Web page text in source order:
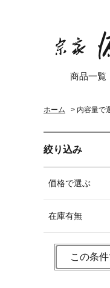
商品一覧
ホーム > 内容量で
絞り込み
価格で選ぶ
在庫有無
この条